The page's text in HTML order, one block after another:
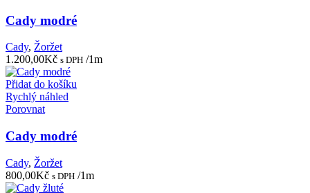
Cady modré
Cady, Žoržet
1.200,00Kč s DPH /1m
Přidat do košíku
Rychlý náhled
Porovnat
Cady modré
Cady, Žoržet
800,00Kč s DPH /1m